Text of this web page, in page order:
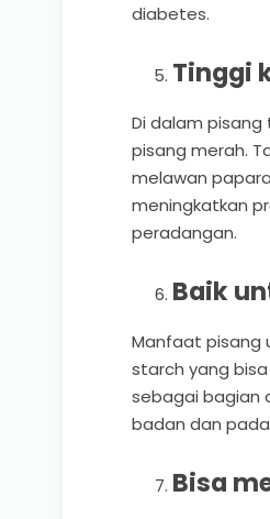
diabetes.
Tinggi
Di dalam
pisang merah.
melawan
meningkatkan
peradangan.
Baik
Manfaat pisang
starch yang
sebagai bagian
badan dan
Bisa